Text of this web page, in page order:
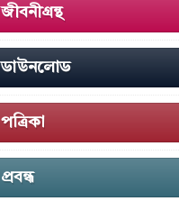
জীবনীগ্রন্থ
ডাউনলোড
পত্রিকা
প্রবন্ধ